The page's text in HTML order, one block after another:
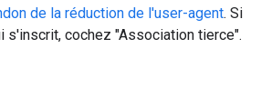
de la réduction de l'user-agent. Si
s'inscrit, cochez "Association tierce".